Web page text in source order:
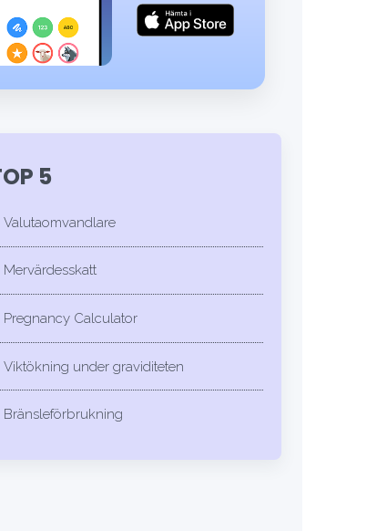
5
Valutaomvandlare
Mervärdesskatt
Pregnancy Calculator
Viktökning under graviditeten
Bränsleförbrukning